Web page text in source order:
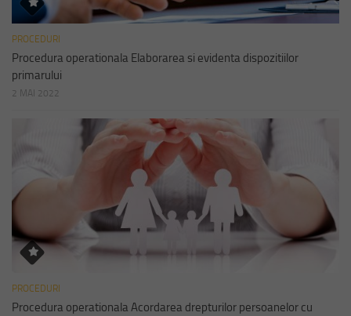
PROCEDURI
Procedura operationala Elaborarea si evidenta dispozitiilor
primarului
2 MAI 2022
PROCEDURI
Procedura operationala Acordarea drepturilor persoanelor cu